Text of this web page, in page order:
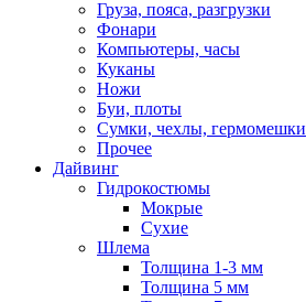
Груза, пояса, разгрузки
Фонари
Компьютеры, часы
Куканы
Ножи
Буи, плоты
Сумки, чехлы, гермомешки
Прочее
Дайвинг
Гидрокостюмы
Мокрые
Сухие
Шлема
Толщина 1-3 мм
Толщина 5 мм